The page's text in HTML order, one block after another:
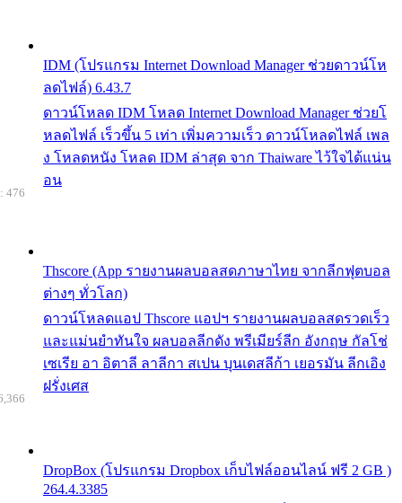
IDM (โปรแกรม Internet Download Manager ช่วยดาวน์โห
ลดไฟล์) 6.43.7
ดาวน์โหลด IDM โหลด Internet Download Manager ช่วยโ
หลดไฟล์ เร็วขึ้น 5 เท่า เพิ่มความเร็ว ดาวน์โหลดไฟล์ เพล
ง โหลดหนัง โหลด IDM ล่าสุด จาก Thaiware ไว้ใจได้แน่น
อน
Thscore (App รายงานผลบอลสดภาษาไทย จากลีกฟุตบอล
ต่างๆ ทั่วโลก)
ดาวน์โหลดแอป Thscore แอปฯ รายงานผลบอลสดรวดเร็ว
และแม่นยำทันใจ ผลบอลลีกดัง พรีเมียร์ลีก อังกฤษ กัลโช่
เซเรีย อา อิตาลี ลาลีกา สเปน บุนเดสลีก้า เยอรมัน ลีกเอิง
ฝรั่งเศส
476
DropBox (โปรแกรม Dropbox เก็บไฟล์ออนไลน์ ฟรี 2 GB )
264.4.3385